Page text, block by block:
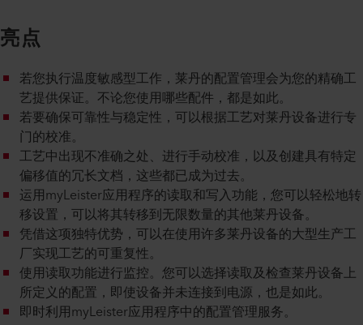
亮点
若您执行温度敏感型工作，莱丹的配置管理会为您的精确工
艺提供保证。不论您使用哪些配件，都是如此。
若要确保可靠性与稳定性，可以根据工艺对莱丹设备进行专
门的校准。
工艺中出现不准确之处、进行手动校准，以及创建具有特定
偏移值的冗长文档，这些都已成为过去。
运用myLeister应用程序的读取和写入功能，您可以轻松地转
移设置，可以将其转移到无限数量的其他莱丹设备。
凭借这项独特优势，可以在使用许多莱丹设备的大型生产工
厂实现工艺的可重复性。
使用读取功能进行监控。您可以选择读取及检查莱丹设备上
所定义的配置，即使设备并未连接到电源，也是如此。
即时利用myLeister应用程序中的配置管理服务。